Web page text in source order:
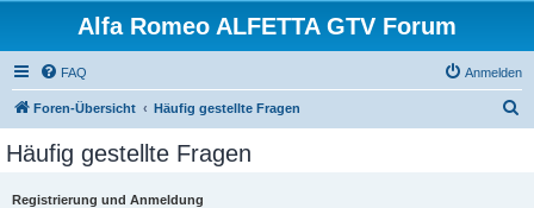
Alfa Romeo ALFETTA GTV Forum
FAQ Anmelden
Foren-Übersicht Häufig gestellte Fragen
Häufig gestellte Fragen
Registrierung und Anmeldung